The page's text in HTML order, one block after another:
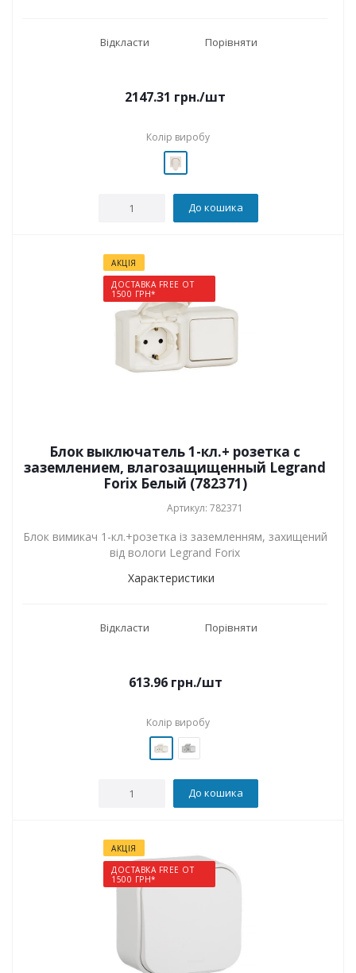
Відкласти Порівняти
2147.31 грн./шт
Колір виробу
До кошика
АКЦІЯ
ДОСТАВКА FREE ОТ
1500 ГРН*
Блок выключатель 1-кл.+ розетка с
заземлением, влагозащищенный Legrand
Forix Белый (782371)
Артикул: 782371
Блок вимикач 1-кл.+розетка із заземленням, захищений
від вологи Legrand Forix
Характеристики
Відкласти Порівняти
613.96грн./шт
Колір виробу
До кошика
АКЦІЯ
ДОСТАВКА FREE ОТ
1500 ГРН*